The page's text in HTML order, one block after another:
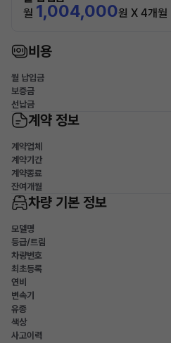
월 1,004,000원 X 4개월
비용
월 납입금
보증금
선납금
계약 정보
계약업체
계약기간
계약종료
잔여개월
차량 기본 정보
모델명
등급/트림
차량번호
최초등록
연비
변속기
유종
색상
사고이력